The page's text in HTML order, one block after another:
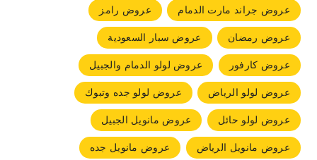
عروض جراند مارت الدمام
عروض رامز
عروض رمضان
عروض سبار السعودية
عروض كارفور
عروض لولو الدمام والجبيل
عروض لولو الرياض
عروض لولو جده وتبوك
عروض لولو حائل
عروض مانويل الجبيل
عروض مانويل الرياض
عروض مانويل جده